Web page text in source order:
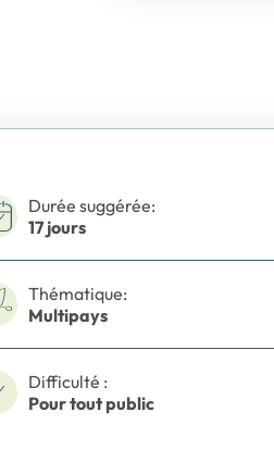
Durée suggérée:
17 jours
Thématique:
Multipays
Difficulté :
Pour tout public